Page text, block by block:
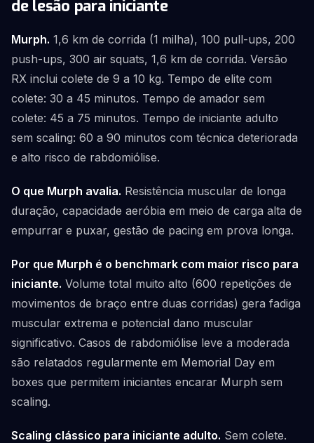
de lesão para iniciante
Murph. 1,6 km de corrida (1 milha), 100 pull-ups, 200
push-ups, 300 air squats, 1,6 km de corrida. Versão
RX inclui colete de 9 a 10 kg. Tempo de elite com
colete: 30 a 45 minutos. Tempo de amador sem
colete: 45 a 75 minutos. Tempo de iniciante adulto
sem scaling: 60 a 90 minutos com técnica deteriorada
e alto risco de rabdomiólise.
O que Murph avalia. Resistência muscular de longa
duração, capacidade aeróbia em meio de carga alta de
empurrar e puxar, gestão de pacing em prova longa.
Por que Murph é o benchmark com maior risco para
iniciante. Volume total muito alto (600 repetições de
movimentos de braço entre duas corridas) gera fadiga
muscular extrema e potencial dano muscular
significativo. Casos de rabdomiólise leve a moderada
são relatados regularmente em Memorial Day em
boxes que permitem iniciantes encarar Murph sem
scaling.
Scaling clássico para iniciante adulto. Sem colete.